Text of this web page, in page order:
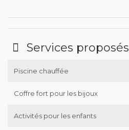
Services proposés
Piscine chauffée
Coffre fort pour les bijoux
Activités pour les enfants